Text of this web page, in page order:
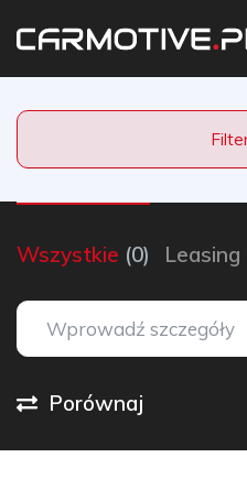
Wszystkie (0) Leasing
Porównaj